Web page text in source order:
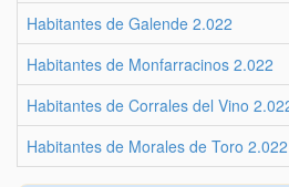
Habitantes de Galende 2.022
Habitantes de Monfarracinos 2.022
Habitantes de Corrales del Vino
Habitantes de Morales de Toro 2.022